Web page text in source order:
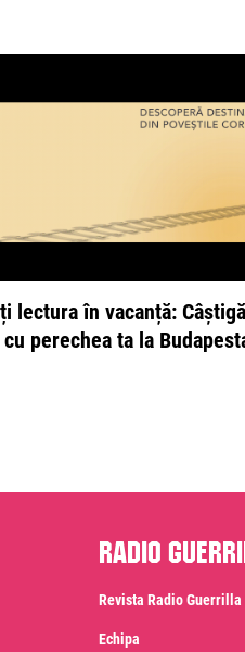
lectura în vacanță:
perechea ta la
Radio
Revista Radio Guerrilla
Echipa